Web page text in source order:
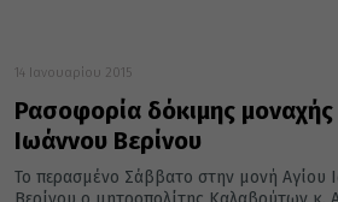
14 Ιανουαρίου 2015
Ρασοφορία δόκιμης
Ιωάννου Βερίνου
Το περασμένο Σάββατο στην μονή Αγίου